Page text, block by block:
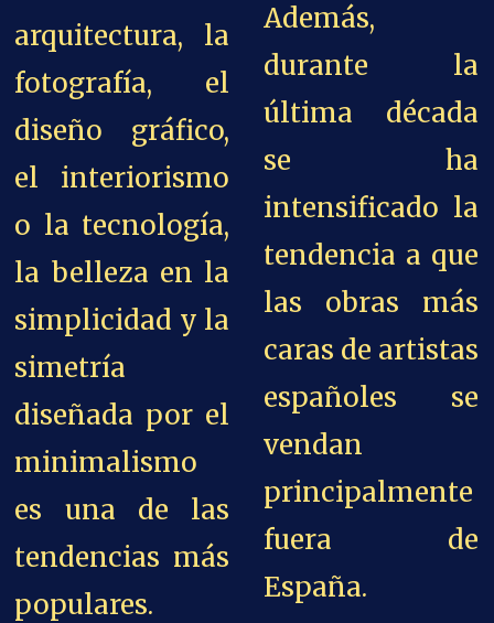
arquitectura, la
fotografía, el
diseño gráfico,
el interiorismo
o la tecnología,
la belleza en la
simplicidad y la
simetría
diseñada por el
minimalismo
es una de las
tendencias más
populares.
Además,
durante la
última década
se ha
intensificado la
tendencia a que
las obras más
caras de artistas
españoles se
vendan
principalmente
fuera de
España.